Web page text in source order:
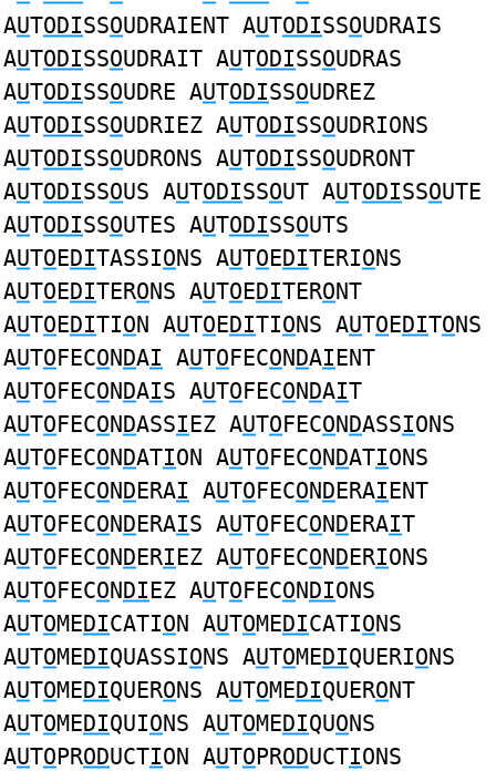
AUTODISSOUDRAIENT AUTODISSOUDRAIS
AUTODISSOUDRAIT AUTODISSOUDRAS
AUTODISSOUDRE AUTODISSOUDREZ
AUTODISSOUDRIEZ AUTODISSOUDRIONS
AUTODISSOUDRONS AUTODISSOUDRONT
AUTODISSOUS AUTODISSOUT AUTODISSOUTE
AUTODISSOUTES AUTODISSOUTS
AUTOEDITASSIONS AUTOEDITERIONS
AUTOEDITERONS AUTOEDITERONT
AUTOEDITION AUTOEDITIONS AUTOEDITONS
AUTOFECONDAI AUTOFECONDAIENT
AUTOFECONDAIS AUTOFECONDAIT
AUTOFECONDASSIEZ AUTOFECONDASSIONS
AUTOFECONDATION AUTOFECONDATIONS
AUTOFECONDERAI AUTOFECONDERAIENT
AUTOFECONDERAIS AUTOFECONDERAIT
AUTOFECONDERIEZ AUTOFECONDERIONS
AUTOFECONDIEZ AUTOFECONDIONS
AUTOMEDICATION AUTOMEDICATIONS
AUTOMEDIQUASSIONS AUTOMEDIQUERIONS
AUTOMEDIQUERONS AUTOMEDIQUERONT
AUTOMEDIQUIONS AUTOMEDIQUONS
AUTOPRODUCTION AUTOPRODUCTIONS